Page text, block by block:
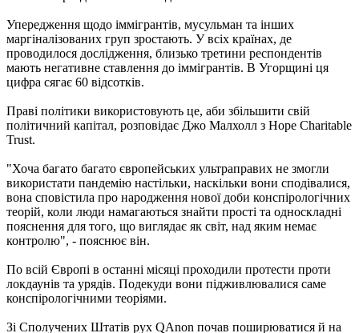
Упередження щодо іммігрантів, мусульман та інших
маргіналізованих груп зростають. У всіх країнах, де
проводилося дослідження, близько третини респондентів
мають негативне ставлення до іммігрантів. В Угорщині ця
цифра сягає 60 відсотків.
Праві політики використовують це, аби збільшити свій
політичний капітал, розповідає Джо Малхолл з Hope Charitable
Trust.
"Хоча багато багато європейських ультраправих не змогли
використати пандемію настільки, наскільки вони сподівалися,
вона сповістила про народження нової доби конспірологічних
теорій, коли люди намагаються знайти прості та односкладні
пояснення для того, що виглядає як світ, над яким немає
контролю", - пояснює він.
По всій Європі в останні місяці проходили протести проти
локдаунів та урядів. Подекуди вони підживлювалися саме
конспірологічними теоріями.
Зі Сполучених Штатів рух QAnon почав поширюватися й на